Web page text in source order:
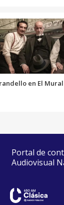
en El Mural
Portal de
Audiovisual